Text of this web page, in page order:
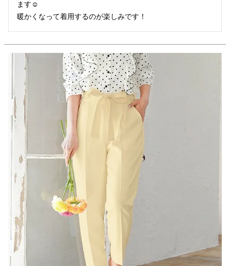
ます☺︎
暖かくなって着用するのが楽しみです！